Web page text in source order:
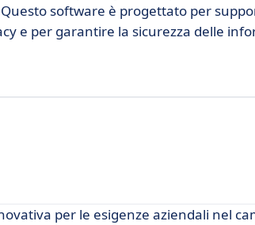
software è progettato per
e per garantire la sicurezza delle
per le esigenze aziendali nel